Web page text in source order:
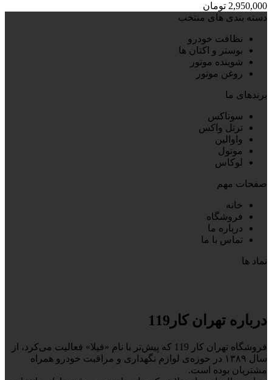
2,950,000 تومان
دسته بندی های منتخب
نظافت خودرو
بوستر و اکتان ها
شوینده موتور
روغن موتور
برندهای ما
سوناکس
ترتل واکس
واوالین
موتول
لوکاس
صفحات مهم
خانه
فروشگاه
درباره ما
تماس با ما
نماد ها
درباره تهران کار119
فروشگاه تهران کار 119 که پیش‌تر با نام «فیلا» فعالیت می‌کرد، از
سال ۱۳۸۹ در حوزه‌ی لوازم نگهداری و مراقبت خودرو همراه
مشتریان بوده است.